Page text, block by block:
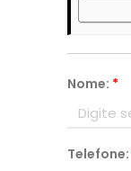
Nome: *
Telefone: